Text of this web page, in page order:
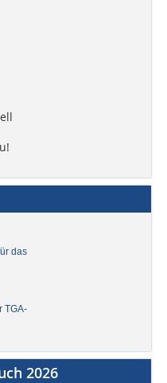
das
TGA-
2026